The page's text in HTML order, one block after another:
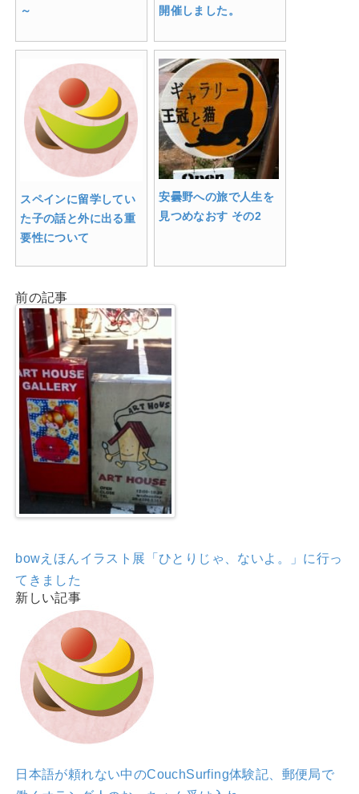
～
開催しました。
スペインに留学してい
た子の話と外に出る重
要性について
安曇野への旅で人生を
見つめなおす その2
前の記事
bowえほんイラスト展「ひとりじゃ、ないよ。」に行っ
てきました
新しい記事
日本語が頼れない中のCouchSurfing体験記、郵便局で